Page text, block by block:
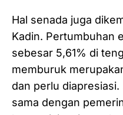
Hal senada juga
Kadin. Pertumbuhan
sebesar 5,61% di
memburuk
dan perlu
sama dengan